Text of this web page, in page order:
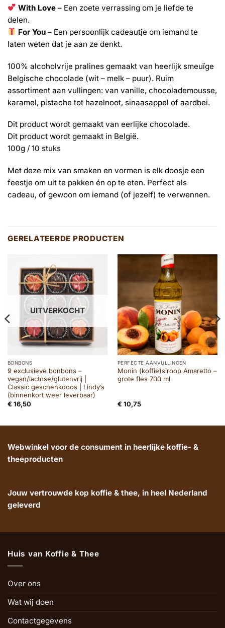
With Love – Een zoete verrassing om je liefde te
delen.
For You – Een persoonlijk cadeautje om iemand te
laten weten dat je aan ze denkt.
100% alcoholvrije pralines gemaakt van heerlijk smeuïge
Belgische chocolade (wit – melk – puur). Ruim
assortiment aan vullingen: van vanille, chocolademousse,
karamel, pistache tot hazelnoot, sinaasappel of aardbei.
Dit product wordt gemaakt van eerlijke chocolade.
Dit product wordt gemaakt in België.
100g / 10 stuks
Met deze mix van smaken en vormen is elk doosje een
feestje om uit te pakken én op te eten. Perfect als
cadeau, of gewoon om iemand (of jezelf) te verwennen.
GERELATEERDE PRODUCTEN
UITVERKOCHT
BONBONS
9 exclusieve bonbons –
vegan/lactose/glutenvrij |
Classic geschenkdoos | Lindy’s
(binnenkort weer leverbaar)
€ 16,50
PERFECTE AANVULLINGEN
Monin (koffie)siroop Amaretto –
grote fles 700 ml
€ 10,75
Webwinkel voor de consument in heerlijke koffie- &
theeproducten
Jouw vertrouwde kop koffie & thee, in heel Nederland
geleverd
Huis van Koffie & Thee
Over ons
Wat wij doen
Contactgegevens